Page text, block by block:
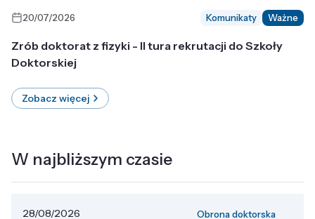
20/07/2026 Komunikaty Ważne
Zrób doktorat z fizyki - II tura rekrutacji do Szkoły
Doktorskiej
Zobacz więcej
W najbliższym czasie
28/08/2026 Obrona doktorska